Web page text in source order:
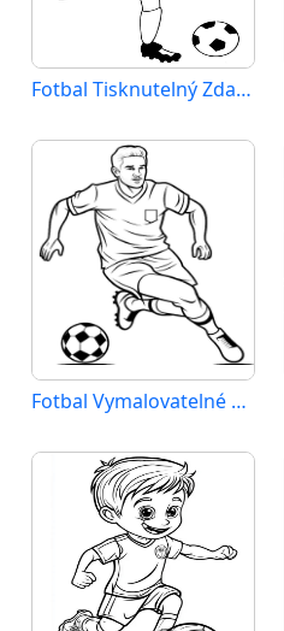
Fotbal Tisknutelný Zdarma
Fotbal Vymalovatelné pro Děti